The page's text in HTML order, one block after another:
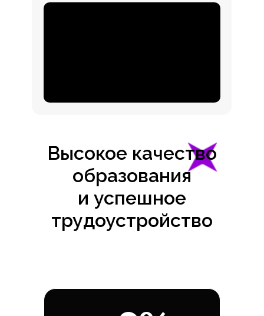
Высокое качество
образования
и успешное
трудоустройство